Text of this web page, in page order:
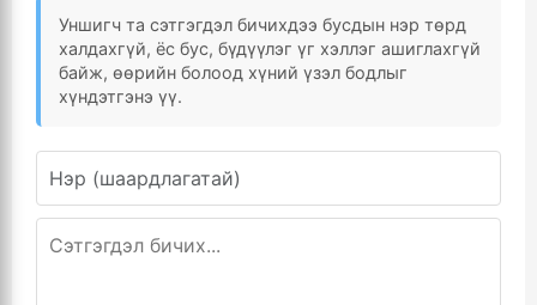
Уншигч та сэтгэгдэл бичихдээ бусдын нэр төрд
халдахгүй, ёс бус, бүдүүлэг үг хэллэг ашиглахгүй
байж, өөрийн болоод хүний үзэл бодлыг
хүндэтгэнэ үү.